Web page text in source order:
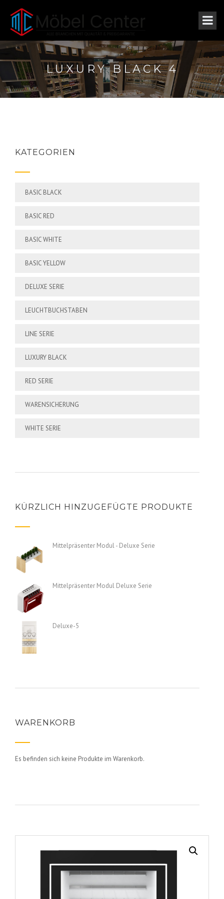
LUXURY BLACK 4
KATEGORIEN
BASIC BLACK
BASIC RED
BASIC WHITE
BASIC YELLOW
DELUXE SERIE
LEUCHTBUCHSTABEN
LINE SERIE
LUXURY BLACK
RED SERIE
WARENSICHERUNG
WHITE SERIE
KÜRZLICH HINZUGEFÜGTE PRODUKTE
Mittelpräsenter Modul - Deluxe Serie
Mittelpräsenter Modul Deluxe Serie
Deluxe-5
WARENKORB
Es befinden sich keine Produkte im Warenkorb.